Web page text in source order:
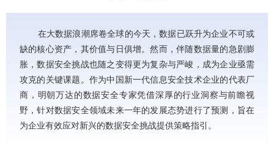
在大数据浪潮席卷全球的今天，数据已跃升为企业不可或
缺的核心资产，其价值与日俱增。然而，伴随数据量的急剧膨
胀，数据安全挑战也随之变得更为复杂与严峻，成为企业亟需
攻克的关键课题。作为中国新一代信息安全技术企业的代表厂
商，明朝万达的数据安全专家凭借深厚的行业洞察与前瞻视
野，针对数据安全领域未来一年的发展态势进行了预测，旨在
为企业有效应对新兴的数据安全挑战提供策略指引。